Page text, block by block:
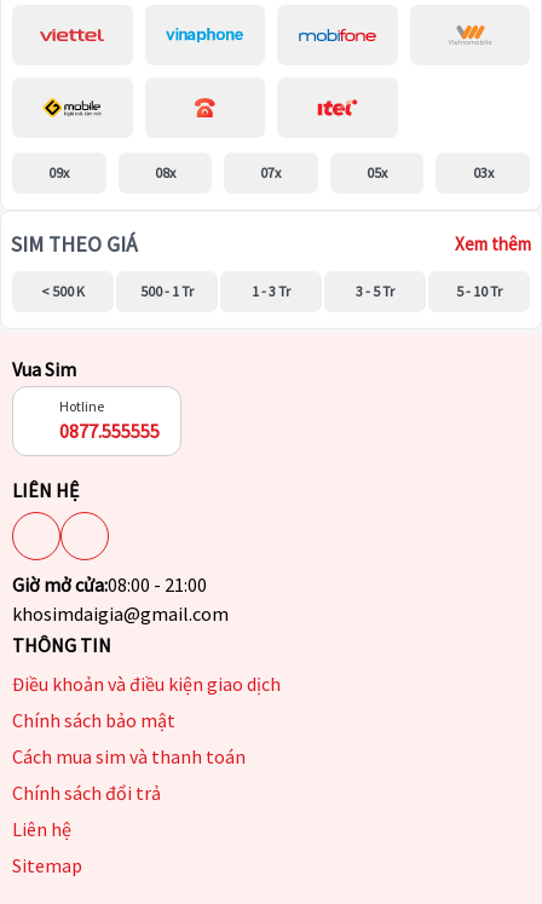
09x 08x 07x 05x 03x
SIM THEO GIÁ Xem thêm
< 500 K 500 - 1 Tr 1 - 3 Tr 3 - 5 Tr 5 - 10 Tr
Vua Sim
Hotline
0877.555555
LIÊN HỆ
Giờ mở cửa:08:00 - 21:00
khosimdaigia@gmail.com
THÔNG TIN
Điều khoản và điều kiện giao dịch
Chính sách bảo mật
Cách mua sim và thanh toán
Chính sách đổi trả
Liên hệ
Sitemap